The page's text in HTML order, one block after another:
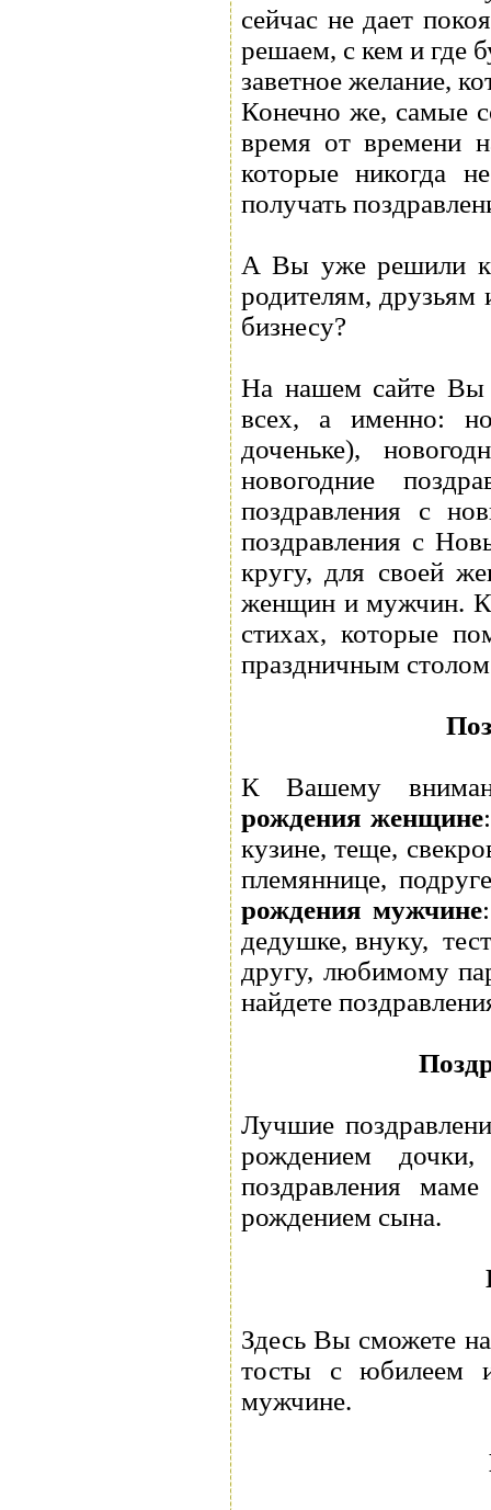
сейчас не дает
решаем, с кем и где
заветное желание,
Конечно же, самые
время от времени
которые никогда
получать
А Вы уже решили
родителям, друзьям
бизнесу?
На нашем сайте Вы
всех, а именно:
доченьке),
новогодние
поздравления с
поздравления с
кругу, для своей
женщин и мужчин. К
стихах, которые
праздничным
К Вашему
рождения женщине
кузине, теще,
племяннице,
рождения мужчине
дедушке, внуку,
другу, любимому
найдете
Лучшие
рождением
поздравления
рождением сына.
Здесь Вы сможете
тосты с юбилеем
мужчине.